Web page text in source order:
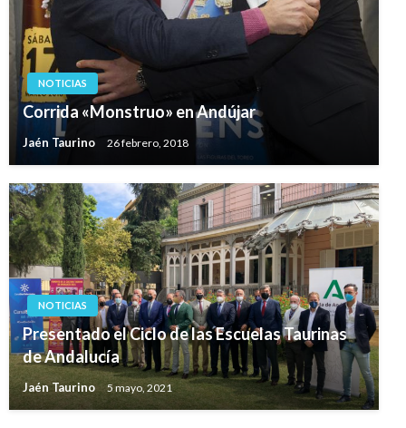
NOTICIAS
Corrida «Monstruo» en Andújar
Jaén Taurino 26 febrero, 2018
NOTICIAS
Presentado el Ciclo de las Escuelas Taurinas
de Andalucía
Jaén Taurino 5 mayo, 2021